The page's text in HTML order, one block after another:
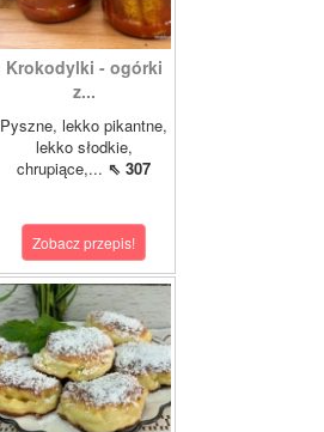
Krokodylki - ogórki
z...
Pyszne, lekko pikantne,
lekko słodkie,
chrupiące,... ⇖ 307
Zobacz przepis!